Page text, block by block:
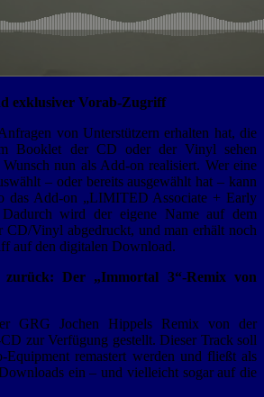
exklusiver Vorab-Zugriff
von Unterstützern erhalten hat, die
Booklet der CD oder der Vinyl sehen
nun als Add-on realisiert. Wer eine
– oder bereits ausgewählt hat – kann
das Add-on „LIMITED Associate + Early
Dadurch wird der eigene Name auf dem
Vinyl abgedruckt, und man erhält noch
auf den digitalen Download.
Der „Immortal 3“-Remix von
GRG Jochen Hippels Remix von der
zur Verfügung gestellt. Dieser Track soll
Equipment remastert werden und fließt als
ein – und vielleicht sogar auf die